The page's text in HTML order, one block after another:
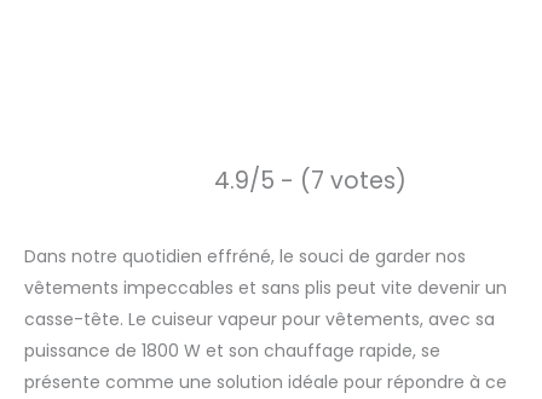
4.9/5 - (7 votes)
Dans notre quotidien effréné, le souci de garder nos
vêtements impeccables et sans plis peut vite devenir un
casse-tête. Le cuiseur vapeur pour vêtements, avec sa
puissance de 1800 W et son chauffage rapide, se
présente comme une solution idéale pour répondre à ce